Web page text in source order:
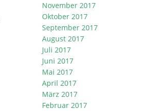
November 2017
Oktober 2017
September 2017
August 2017
Juli 2017
Juni 2017
Mai 2017
April 2017
März 2017
Februar 2017